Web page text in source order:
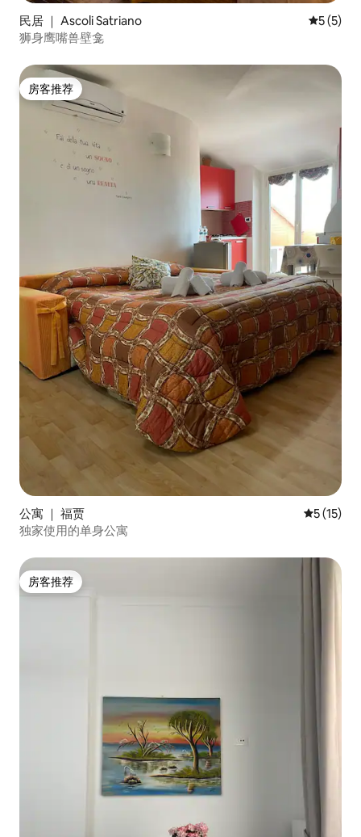
民居 ｜ Ascoli Satriano 平均评分
5 (5)
狮身鹰嘴兽壁龛
房客推荐
房客推荐
公寓 ｜ 福贾 平均评分
5 (15)
独家使用的单身公寓
房客推荐
房客推荐